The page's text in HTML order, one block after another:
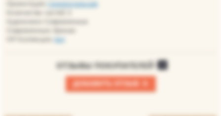
Ориентация:
горизонтальная
Художники: Современные
Современные: Эренаи
Арт
ОТЗЫВЫ ПОКУПАТЕЛЕЙ 0
ДОБАВИТЬ ОТЗЫВ +